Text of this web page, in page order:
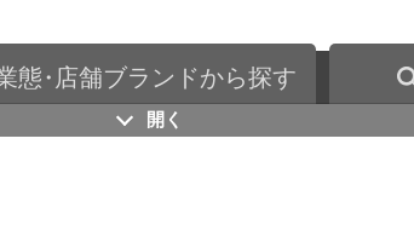
態・ 店舗ブランドから探す
開く